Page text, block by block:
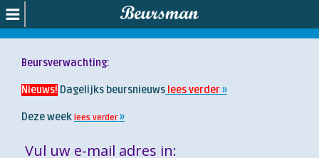
Beursverwachting:
Nieuws! Dagelijks beursnieuws lees verder
Deze week lees verder
Vul uw e-mail adres in: